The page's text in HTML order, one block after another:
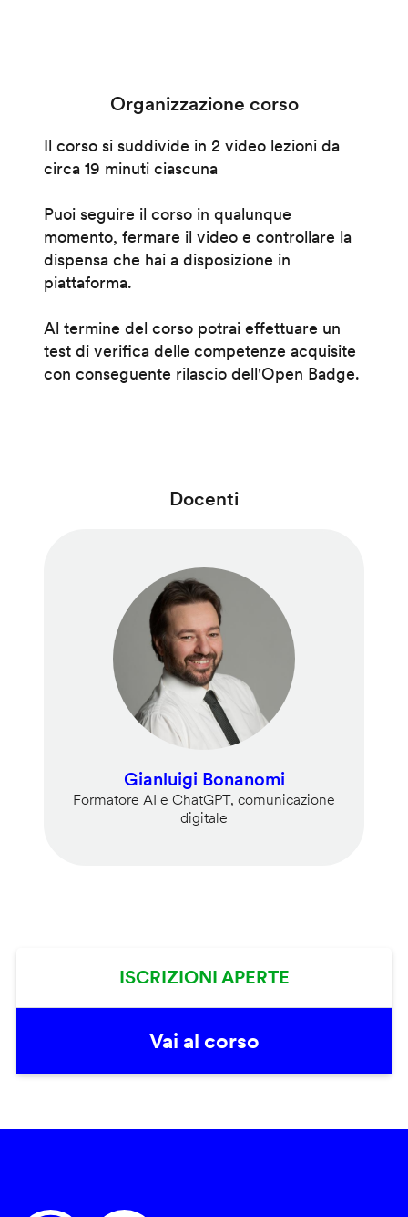
Organizzazione corso
Il corso si suddivide in 2 video lezioni da
circa 19 minuti ciascuna
Puoi seguire il corso in qualunque
momento, fermare il video e controllare la
dispensa che hai a disposizione in
piattaforma.
Al termine del corso potrai effettuare un
test di verifica delle competenze acquisite
con conseguente rilascio dell'Open Badge.
Docenti
Gianluigi Bonanomi
Formatore AI e ChatGPT, comunicazione
digitale
ISCRIZIONI APERTE
Vai al corso